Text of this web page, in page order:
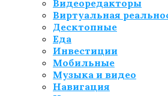
Видеоредакторы
Виртуальная
Десктопные
Еда
Инвестиции
Мобильные
Музыка и видео
Навигация